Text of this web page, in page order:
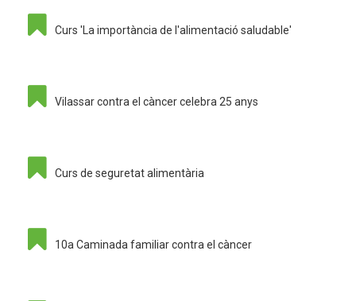
Curs 'La importància de l'alimentació saludable'
Vilassar contra el càncer celebra 25 anys
Curs de seguretat alimentària
10a Caminada familiar contra el càncer